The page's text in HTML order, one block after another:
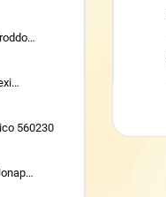
560230